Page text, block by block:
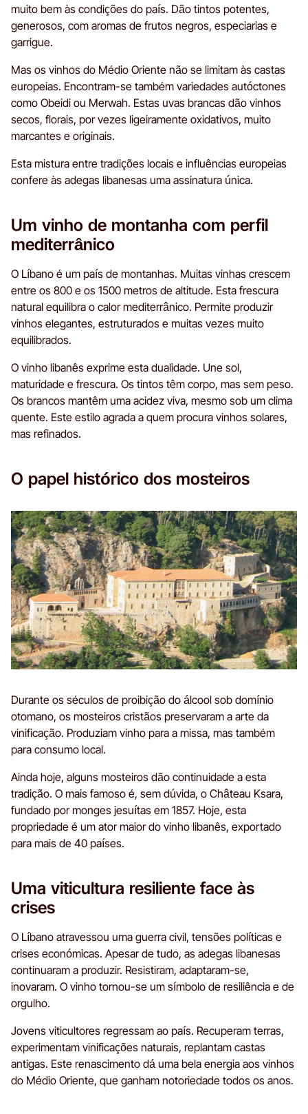
muito bem às condições do país. Dão tintos potentes,
generosos, com aromas de frutos negros, especiarias e
garrigue.
Mas os vinhos do Médio Oriente não se limitam às castas
europeias. Encontram-se também variedades autóctones
como Obeidi ou Merwah. Estas uvas brancas dão vinhos
secos, florais, por vezes ligeiramente oxidativos, muito
marcantes e originais.
Esta mistura entre tradições locais e influências europeias
confere às adegas libanesas uma assinatura única.
Um vinho de montanha com perfil
mediterrânico
O Líbano é um país de montanhas. Muitas vinhas crescem
entre os 800 e os 1500 metros de altitude. Esta frescura
natural equilibra o calor mediterrânico. Permite produzir
vinhos elegantes, estruturados e muitas vezes muito
equilibrados.
O vinho libanês exprime esta dualidade. Une sol,
maturidade e frescura. Os tintos têm corpo, mas sem peso.
Os brancos mantêm uma acidez viva, mesmo sob um clima
quente. Este estilo agrada a quem procura vinhos solares,
mas refinados.
O papel histórico dos mosteiros
Durante os séculos de proibição do álcool sob domínio
otomano, os mosteiros cristãos preservaram a arte da
vinificação. Produziam vinho para a missa, mas também
para consumo local.
Ainda hoje, alguns mosteiros dão continuidade a esta
tradição. O mais famoso é, sem dúvida, o Château Ksara,
fundado por monges jesuítas em 1857. Hoje, esta
propriedade é um ator maior do vinho libanês, exportado
para mais de 40 países.
Uma viticultura resiliente face às
crises
O Líbano atravessou uma guerra civil, tensões políticas e
crises económicas. Apesar de tudo, as adegas libanesas
continuaram a produzir. Resistiram, adaptaram-se,
inovaram. O vinho tornou-se um símbolo de resiliência e de
orgulho.
Jovens viticultores regressam ao país. Recuperam terras,
experimentam vinificações naturais, replantam castas
antigas. Este renascimento dá uma bela energia aos vinhos
do Médio Oriente, que ganham notoriedade todos os anos.